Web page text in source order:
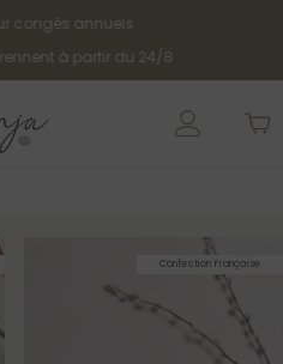
congés annuels
à partir du 24/8
Confection Française